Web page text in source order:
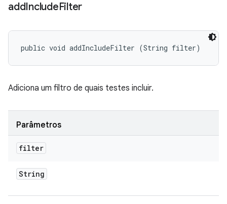
addIncludeFilter
public void addIncludeFilter (String filter)
Adiciona um filtro de quais testes incluir.
Parâmetros
filter
String